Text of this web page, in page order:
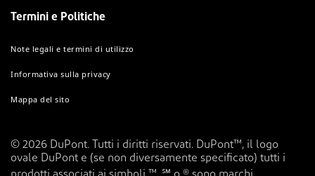
Termini e Politiche
Note legali e termini di utilizzo
Informativa sulla privacy
Mappa del sito
© 2026 DuPont. Tutti i diritti riservati. DuPont™, il logo
ovale DuPont e (se non diversamente specificato) tutti i